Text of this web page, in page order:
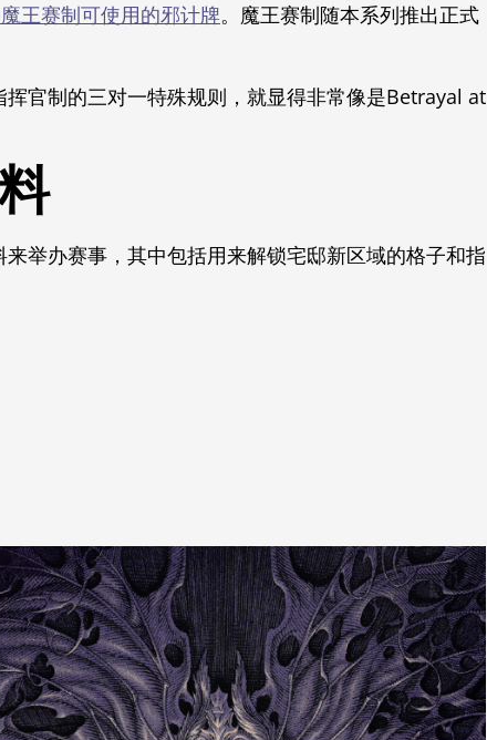
王赛制可使用的邪计牌。魔王赛制随本系列推出正式
官制的三对一特殊规则，就显得非常像是Betrayal at
举办赛事，其中包括用来解锁宅邸新区域的格子和指